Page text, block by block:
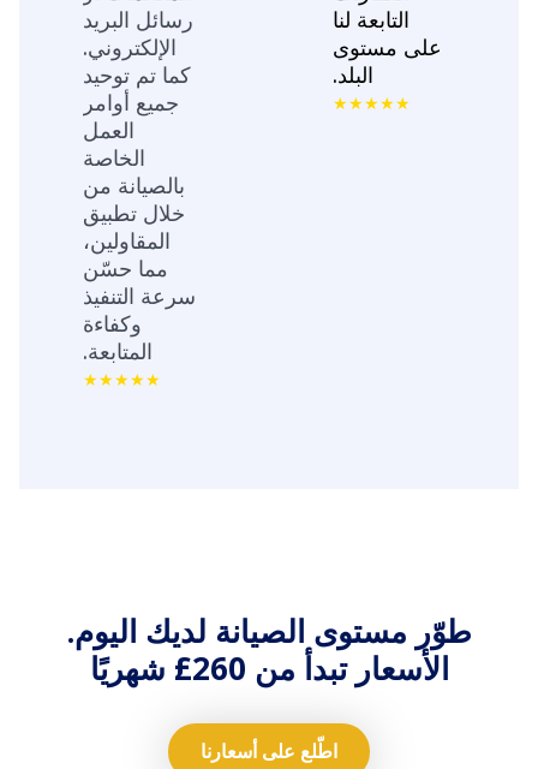
التابعة لنا
على مستوى
البلد.
رسائل البريد
الإلكتروني.
كما تم توحيد
جميع أوامر
العمل
الخاصة
بالصيانة من
خلال تطبيق
المقاولين،
مما حسّن
سرعة التنفيذ
وكفاءة
المتابعة.
طوّر مستوى الصيانة لديك اليوم.
الأسعار تبدأ من 260£ شهريًا
اطّلع على أسعارنا